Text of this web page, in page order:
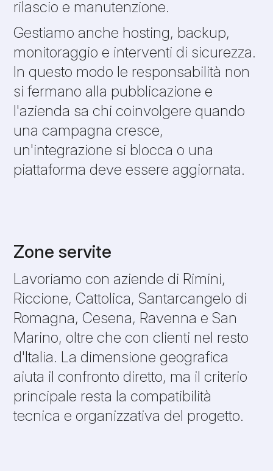
rilascio e manutenzione.
Gestiamo anche hosting, backup,
monitoraggio e interventi di sicurezza.
In questo modo le responsabilità non
si fermano alla pubblicazione e
l'azienda sa chi coinvolgere quando
una campagna cresce,
un'integrazione si blocca o una
piattaforma deve essere aggiornata.
Zone servite
Lavoriamo con aziende di Rimini,
Riccione, Cattolica, Santarcangelo di
Romagna, Cesena, Ravenna e San
Marino, oltre che con clienti nel resto
d'Italia. La dimensione geografica
aiuta il confronto diretto, ma il criterio
principale resta la compatibilità
tecnica e organizzativa del progetto.